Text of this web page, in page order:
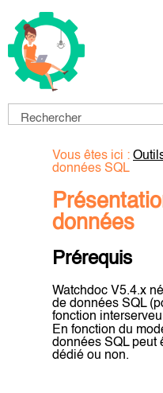
Vous êtes ici :
données SQL
données
Prérequis
Watchdoc V5.4.x
de données SQL
fonction
En fonction du
données SQL peut
dédié ou non.